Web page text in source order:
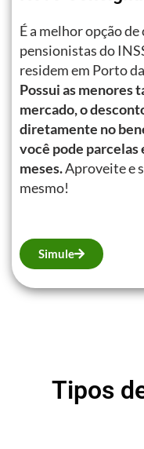
É a melhor opção
pensionistas do
residem em Porto
Possui as menores
mercado, o
diretamente no
você pode parcelas
meses.Aproveite e
mesmo!
Simule
Tipos